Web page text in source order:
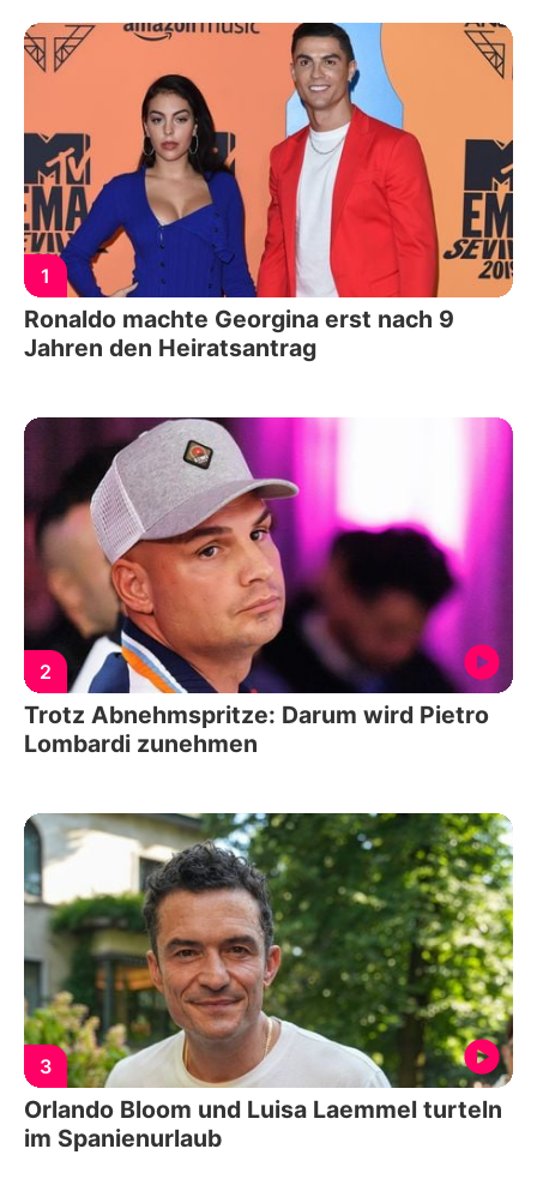
1
Ronaldo machte Georgina erst nach 9
Jahren den Heiratsantrag
2
Trotz Abnehmspritze: Darum wird Pietro
Lombardi zunehmen
3
Orlando Bloom und Luisa Laemmel turteln
im Spanienurlaub